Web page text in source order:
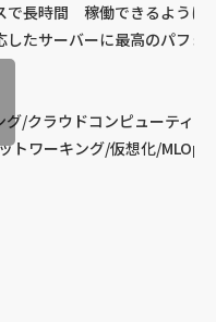
で長時間 稼働できるように
したサーバーに最高のパフォ
/クラウドコンピューティ
トワーキング/仮想化/MLOps